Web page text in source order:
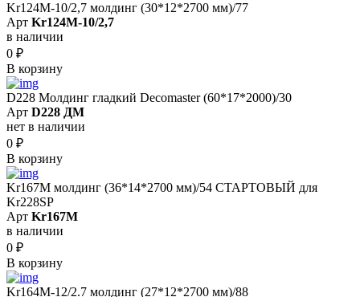
Kr124M-10/2,7 молдинг (30*12*2700 мм)/77
Арт Kr124M-10/2,7
в наличии
0 ₽
В корзину
D228 Молдинг гладкий Decomaster (60*17*2000)/30
Арт D228 ДМ
нет в наличии
0 ₽
В корзину
Kr167M молдинг (36*14*2700 мм)/54 СТАРТОВЫЙ для
Kr228SP
Арт Kr167M
в наличии
0 ₽
В корзину
Kr164M-12/2.7 молдинг (27*12*2700 мм)/88